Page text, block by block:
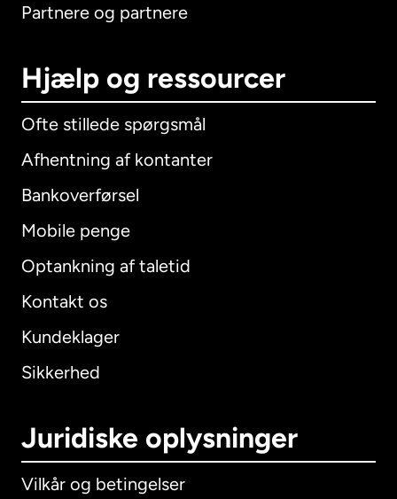
Partnere og partnere
Hjælp og ressourcer
Ofte stillede spørgsmål
Afhentning af kontanter
Bankoverførsel
Mobile penge
Optankning af taletid
Kontakt os
Kundeklager
Sikkerhed
Juridiske oplysninger
Vilkår og betingelser